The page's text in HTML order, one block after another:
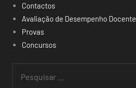
Contactos
Avaliação de Desempenho Docente
Provas
Concursos
por: